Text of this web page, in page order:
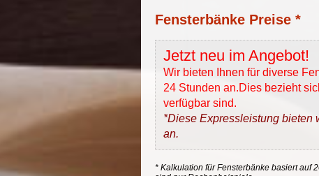
Fensterbänke Preise *
Jetzt neu im Angebot!
Wir bieten Ihnen für diverse
24 Stunden an.Dies bezieht
verfügbar sind.
*Diese Expressleistung bieten
an.
* Kalkulation für Fensterbänke basiert auf